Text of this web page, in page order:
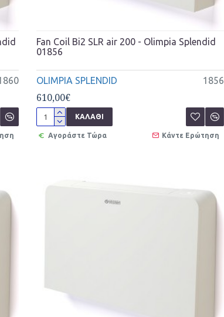
OLIMPIA SPLENDID 1856
Fan Coil Bi2 SLR air 200 - Olimpia Splendid
01856
610,00€
ΚΑΛΆΘΙ
Αγοράστε Τώρα Κάντε Ερώτηση